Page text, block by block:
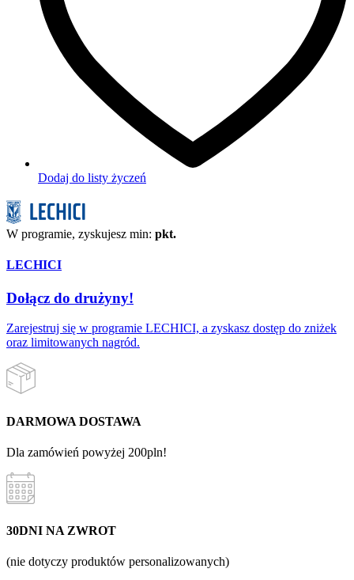
Dodaj do listy życzeń
W programie, zyskujesz min: pkt.
LECHICI
Dołącz do drużyny!
Zarejestruj się w programie LECHICI, a zyskasz dostęp do zniżek
oraz limitowanych nagród.
DARMOWA DOSTAWA
Dla zamówień powyżej 200pln!
30DNI NA ZWROT
(nie dotyczy produktów personalizowanych)